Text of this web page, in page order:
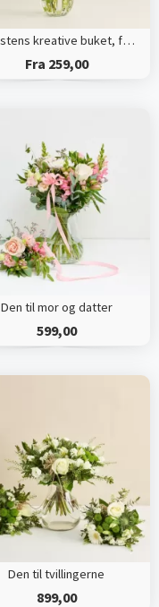
Floristens kreative buket, flerfarvet
Fra 259,00
Den til mor og datter
599,00
Den til tvillingerne
899,00